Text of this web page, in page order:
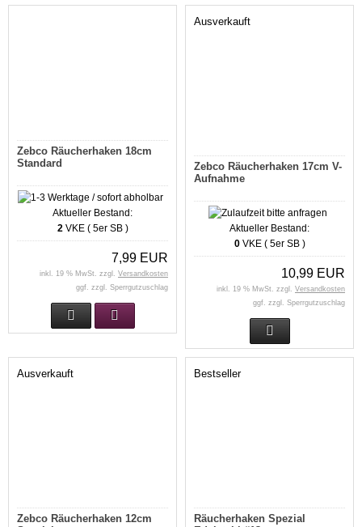
Zebco Räucherhaken 18cm
Standard
Aktueller Bestand:
2VKE ( 5er SB )
7,99 EUR
inkl. 19 % MwSt. zzgl. Versandkosten
ggf. zzgl. Sperrgutzuschlag
Ausverkauft
Zebco Räucherhaken 17cm V-
Aufnahme
Aktueller Bestand:
0VKE ( 5er SB )
10,99 EUR
inkl. 19 % MwSt. zzgl. Versandkosten
ggf. zzgl. Sperrgutzuschlag
Ausverkauft
Zebco Räucherhaken 12cm
Bestseller
Räucherhaken Spezial